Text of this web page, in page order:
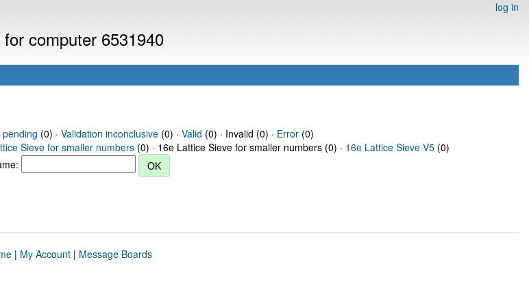
log in
computer 6531940
pending (0) · Validation inconclusive(0) · Valid (0) · Invalid (0) · Error(0)
Sieve for smaller numbers (0) · 16e Lattice Sieve for smaller numbers (0) · 16e Lattice Sieve V5 (0)
| My Account| Message Boards